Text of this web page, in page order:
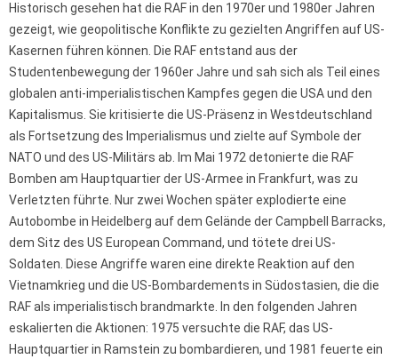
Historisch gesehen hat die RAF in den 1970er und 1980er Jahren
gezeigt, wie geopolitische Konflikte zu gezielten Angriffen auf US-
Kasernen führen können. Die RAF entstand aus der
Studentenbewegung der 1960er Jahre und sah sich als Teil eines
globalen anti-imperialistischen Kampfes gegen die USA und den
Kapitalismus. Sie kritisierte die US-Präsenz in Westdeutschland
als Fortsetzung des Imperialismus und zielte auf Symbole der
NATO und des US-Militärs ab. Im Mai 1972 detonierte die RAF
Bomben am Hauptquartier der US-Armee in Frankfurt, was zu
Verletzten führte. Nur zwei Wochen später explodierte eine
Autobombe in Heidelberg auf dem Gelände der Campbell Barracks,
dem Sitz des US European Command, und tötete drei US-
Soldaten. Diese Angriffe waren eine direkte Reaktion auf den
Vietnamkrieg und die US-Bombardements in Südostasien, die die
RAF als imperialistisch brandmarkte. In den folgenden Jahren
eskalierten die Aktionen: 1975 versuchte die RAF, das US-
Hauptquartier in Ramstein zu bombardieren, und 1981 feuerte ein